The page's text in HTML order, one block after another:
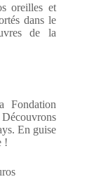
oreilles et
dans le
de la
En guise
!